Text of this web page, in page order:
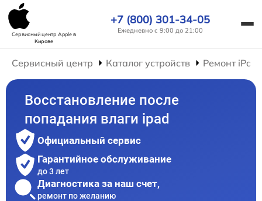
Сервисный центр Appleв
Кирове
+7 (800) 301-34-05
Ежедневно с 9:00 до 21:00
Сервисный центр Каталог устройств Ремонт iPad
Восстановление после
попадания влаги ipad
Официальный сервис
Гарантийное обслуживание
до 3 лет
Диагностика за наш счет,
ремонт по желанию